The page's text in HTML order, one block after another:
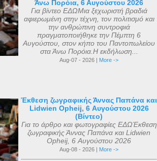
Άνω Πορόια, 6 Αυγούστου 2026
Για βίντεο ΕΔΩΜια ξεχωριστή βραδιά
αφιερωμένη στην τέχνη, τον πολιτισμό και
την ανθρώπινη συντροφιά
πραγματοποιήθηκε την Πέμπτη 6
Αυγούστου, στον κήπο του Παντοπωλείου
στα Άνω Πορόια.Η εκδήλωση...
Aug-07 - 2026 | More ->
Έκθεση ζωγραφικής Άννας Παπάνα και
Lidwien Opheij, 6 Αυγούστου 2026
(Βίντεο)
Για το άρθρο και φωτογραφίες ΕΔΩΈκθεση
ζωγραφικής Άννας Παπάνα και Lidwien
Opheij, 6 Αυγούστου 2026
Aug-08 - 2026 | More ->